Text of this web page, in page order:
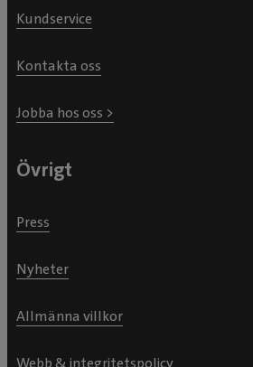
Kundservice
Kontakta oss
Jobba hos oss >
Övrigt
Press
Nyheter
Allmänna villkor
Webb & integritetspolicy